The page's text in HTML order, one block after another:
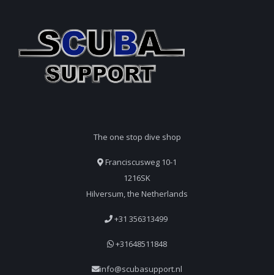
The one stop dive shop
Franciscusweg 10-1
1216SK
Hilversum, the Netherlands
+31 356313499
+31648511848
info@scubasupport.nl